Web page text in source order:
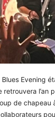
Evening
retrouvera l’an
de chapeau